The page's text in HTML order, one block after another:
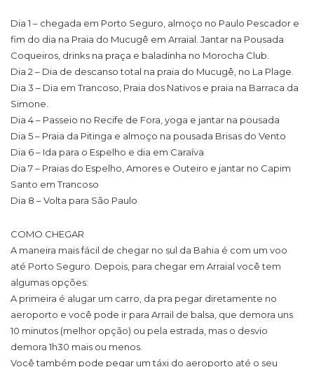
Dia 1 – chegada em Porto Seguro, almoço no Paulo Pescador e
fim do dia na Praia do Mucugê em Arraial. Jantar na Pousada
Coqueiros, drinks na praça e baladinha no Morocha Club.
Dia 2 – Dia de descanso total na praia do Mucugê, no La Plage.
Dia 3 – Dia em Trancoso, Praia dos Nativos e praia na Barraca da
Simone.
Dia 4 – Passeio no Recife de Fora, yoga e jantar na pousada
Dia 5 – Praia da Pitinga e almoço na pousada Brisas do Vento
Dia 6 – Ida para o Espelho e dia em Caraíva
Dia 7 – Praias do Espelho, Amores e Outeiro e jantar no Capim
Santo em Trancoso
Dia 8 – Volta para São Paulo
COMO CHEGAR
A maneira mais fácil de chegar no sul da Bahia é com um voo
até Porto Seguro. Depois, para chegar em Arraial você tem
algumas opções:
A primeira é alugar um carro, da pra pegar diretamente no
aeroporto e você pode ir para Arrail de balsa, que demora uns
10 minutos (melhor opção) ou pela estrada, mas o desvio
demora 1h30 mais ou menos.
Você também pode pegar um táxi do aeroporto até o seu